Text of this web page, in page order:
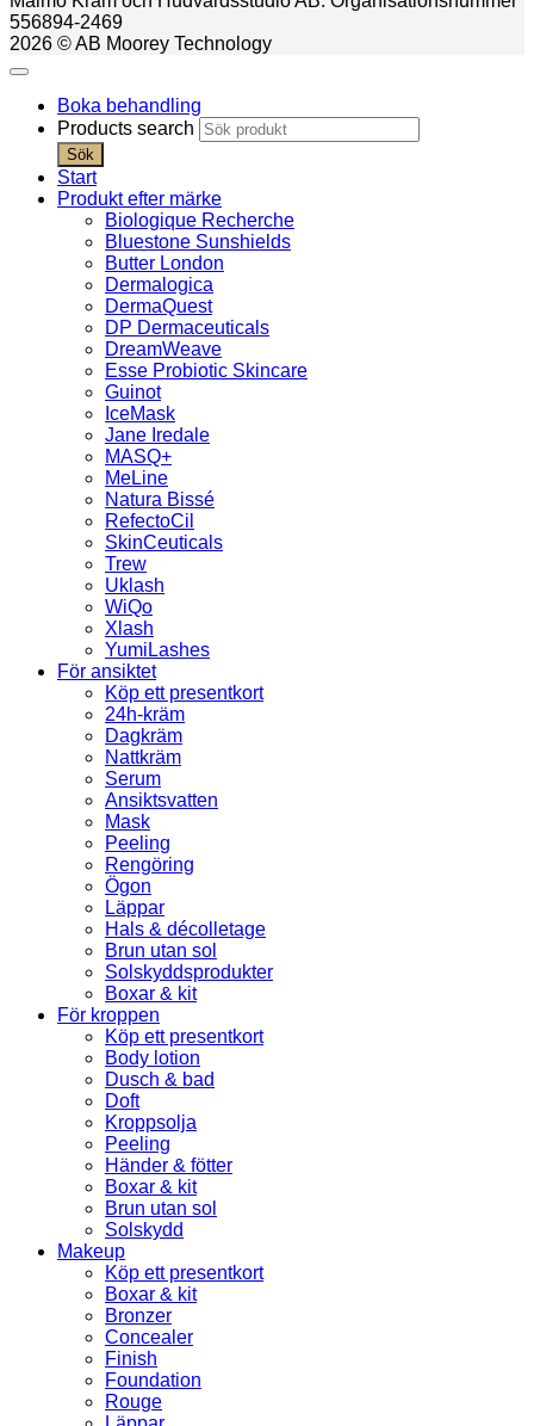
556894-2469
2026 © AB Moorey Technology
Boka behandling
Products search
Sök
Start
Produkt efter märke
Biologique Recherche
Bluestone Sunshields
Butter London
Dermalogica
DermaQuest
DP Dermaceuticals
DreamWeave
Esse Probiotic Skincare
Guinot
IceMask
Jane Iredale
MASQ+
MeLine
Natura Bissé
RefectoCil
SkinCeuticals
Trew
Uklash
WiQo
Xlash
YumiLashes
För ansiktet
Köp ett presentkort
24h-kräm
Dagkräm
Nattkräm
Serum
Ansiktsvatten
Mask
Peeling
Rengöring
Ögon
Läppar
Hals & décolletage
Brun utan sol
Solskyddsprodukter
Boxar & kit
För kroppen
Köp ett presentkort
Body lotion
Dusch & bad
Doft
Kroppsolja
Peeling
Händer & fötter
Boxar & kit
Brun utan sol
Solskydd
Makeup
Köp ett presentkort
Boxar & kit
Bronzer
Concealer
Finish
Foundation
Rouge